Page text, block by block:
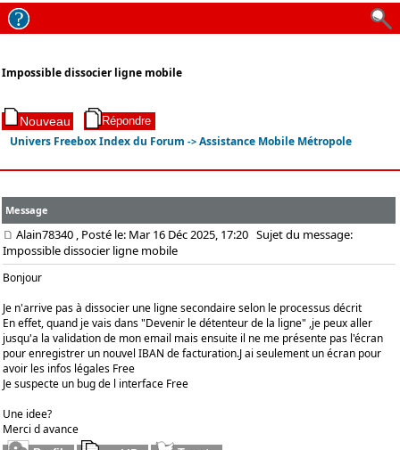
Impossible dissocier ligne mobile
Univers Freebox Index du Forum ->Assistance Mobile Métropole
Message
Alain78340 , Posté le: Mar 16 Déc 2025, 17:20 Sujet du message:
Impossible dissocier ligne mobile
Bonjour
Je n'arrive pas à dissocier une ligne secondaire selon le processus décrit
En effet, quand je vais dans "Devenir le détenteur de la ligne" ,je peux aller
jusqu'a la validation de mon email mais ensuite il ne me présente pas l'écran
pour enregistrer un nouvel IBAN de facturation.J ai seulement un écran pour
avoir les infos légales Free
Je suspecte un bug de l interface Free
Une idee?
Merci d avance